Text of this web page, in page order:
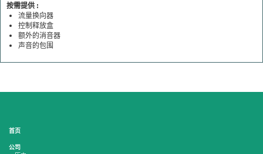
按需提供 :
流量换向器
控制释放盒
额外的消音器
声音的包围
首页
公司